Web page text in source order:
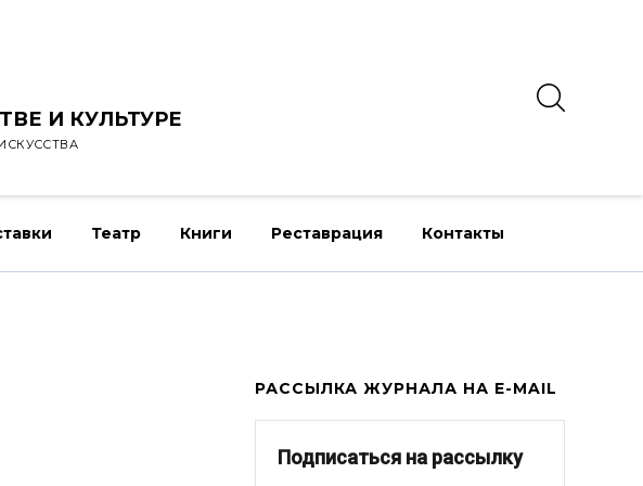
И КУЛЬТУРЕ
Театр Книги Реставрация Контакты
РАССЫЛКА ЖУРНАЛА НА E-MAIL
Подписаться на рассылку